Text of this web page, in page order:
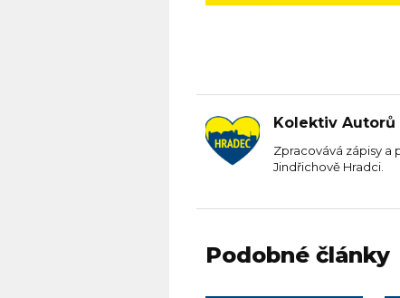
Kolektiv Autorů
Zpracovává zápisy a
Jindřichově Hradci.
Podobné články